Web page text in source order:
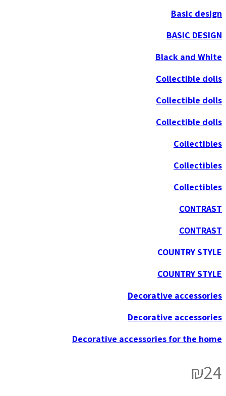
Basic design
BASIC DESIGN
Black and White
Collectible dolls
Collectible dolls
Collectible dolls
Collectibles
Collectibles
Collectibles
CONTRAST
CONTRAST
COUNTRY STYLE
COUNTRY STYLE
Decorative accessories
Decorative accessories
Decorative accessories for the home
₪24